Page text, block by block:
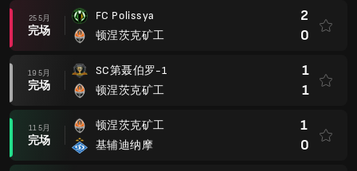
25 5月
完场
FC Polissya
顿涅茨克矿工
2
0
19 5月
完场
SC第聂伯罗-1
顿涅茨克矿工
1
1
11 5月
完场
顿涅茨克矿工
基辅迪纳摩
1
0